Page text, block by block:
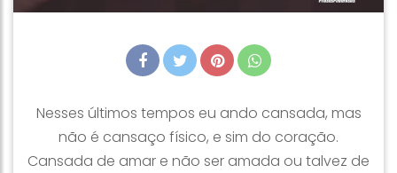
Nesses últimos tempos eu ando cansada, mas
não é cansaço físico, e sim do coração.
Cansada de amar e não ser amada ou talvez de